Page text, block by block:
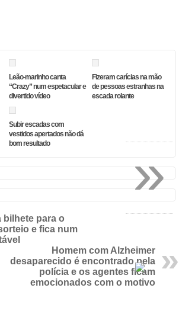
Leão-marinho canta
“Crazy” num espetacular e
divertido vídeo
Fizeram carícias na mão
de pessoas estranhas na
escada rolante
Subir escadas com
vestidos apertados não dá
bom resultado
bilhete para o
e fica num
Homem com Alzheimer
desaparecido é encontrado pela
polícia e os agentes ficam
emocionados com o motivo
»